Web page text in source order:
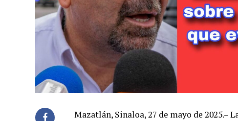
Mazatlán, Sinaloa, 27 de mayo de 2025.–